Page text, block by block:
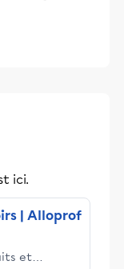
ici.
| Alloprof
et